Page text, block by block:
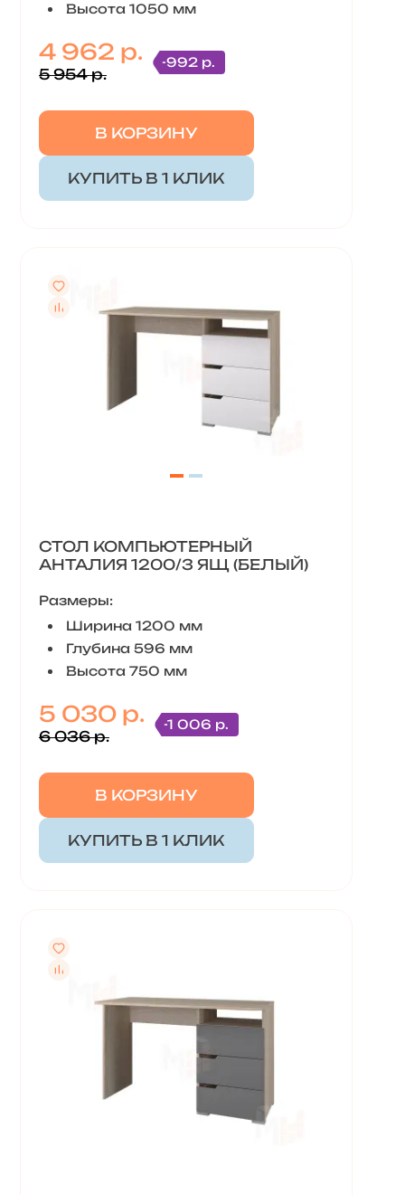
Высота 1050 мм
4 962 р.
5 954 р.
-992 р.
В КОРЗИНУ
КУПИТЬ В 1 КЛИК
СТОЛ КОМПЬЮТЕРНЫЙ
АНТАЛИЯ 1200/3 ЯЩ (БЕЛЫЙ)
Размеры:
Ширина 1200 мм
Глубина 596 мм
Высота 750 мм
5 030 р.
6 036 р.
-1 006 р.
В КОРЗИНУ
КУПИТЬ В 1 КЛИК